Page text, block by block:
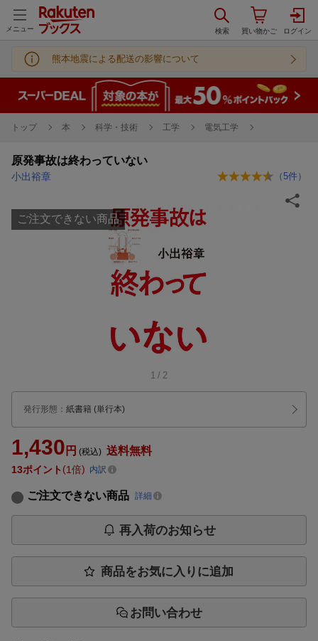
メニュー
熊本地震による配送の影響について
トップ 本 科学・技術 工学 電気工学
原発事故は終わっていない
小出裕章 （5件）
ご注文できない商品
1 / 2
発行形態 ： 紙書籍 (単行本)
1,430 円 (税込) 送料無料
13ポイント 1倍 内訳
ご注文できない商品 詳細
再入荷のお知らせ
商品をお気に入りに追加
お問い合わせ